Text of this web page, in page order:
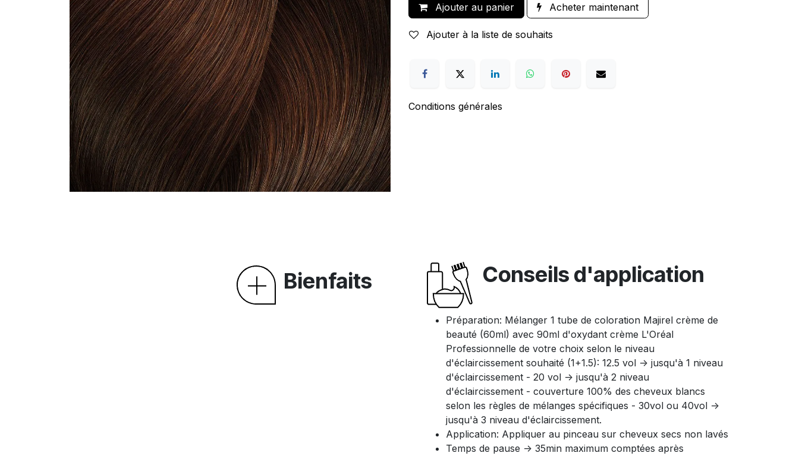
Ajouter au panier Acheter maintenant
Ajouter à la liste de souhaits
Conditions générales
Bienfaits Conseils d'application
Préparation: Mélanger 1 tube de coloration Majirel crème de
beauté (60ml) avec 90ml d'oxydant crème L'Oréal
Professionnelle de votre choix selon le niveau
d'éclaircissement souhaité (1+1.5): 12.5 vol -> jusqu'à 1 niveau
d'éclaircissement - 20 vol -> jusqu'à 2 niveau
d'éclaircissement - couverture 100% des cheveux blancs
selon les règles de mélanges spécifiques - 30vol ou 40vol ->
jusqu'à 3 niveau d'éclaircissement.
Application: Appliquer au pinceau sur cheveux secs non lavés
Temps de pause -> 35min maximum comptées après